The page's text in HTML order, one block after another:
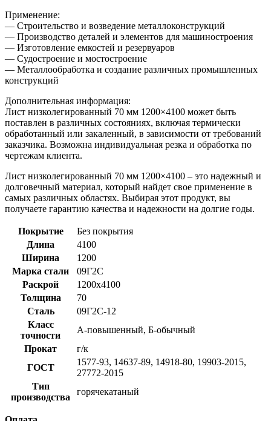
Применение:
— Строительство и возведение металлоконструкций
— Производство деталей и элементов для машиностроения
— Изготовление емкостей и резервуаров
— Судостроение и мостостроение
— Металлообработка и создание различных промышленных
конструкций
Дополнительная информация:
Лист низколегированный 70 мм 1200×4100 может быть
поставлен в различных состояниях, включая термически
обработанный или закаленный, в зависимости от требований
заказчика. Возможна индивидуальная резка и обработка по
чертежам клиента.
Лист низколегированный 70 мм 1200×4100 – это надежный и
долговечный материал, который найдет свое применение в
самых различных областях. Выбирая этот продукт, вы
получаете гарантию качества и надежности на долгие годы.
Покрытие
Без покрытия
Длина
4100
Ширина
1200
Марка стали
09Г2С
Раскрой
1200x4100
Толщина
70
Сталь
09Г2С-12
Класс
точности
А-повышенный, Б-обычный
Прокат
г/к
ГОСТ
1577-93, 14637-89, 14918-80, 19903-2015,
27772-2015
Тип
производства
горячекатаный